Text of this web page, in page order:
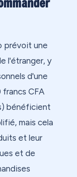
prévoit une
l'étranger, y
d'une
CFA
bénéficient
mais cela
et leur
et de